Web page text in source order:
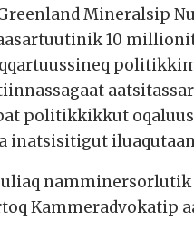
Mineralsip
10
politikkikkut
Kammeradvokatip